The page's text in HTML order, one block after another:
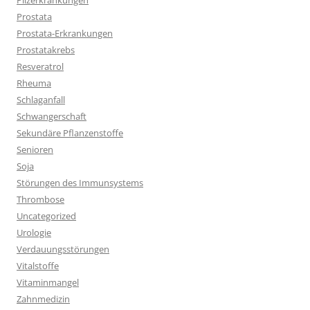
Prostata
Prostata-Erkrankungen
Prostatakrebs
Resveratrol
Rheuma
Schlaganfall
Schwangerschaft
Sekundäre Pflanzenstoffe
Senioren
Soja
Störungen des Immunsystems
Thrombose
Uncategorized
Urologie
Verdauungsstörungen
Vitalstoffe
Vitaminmangel
Zahnmedizin